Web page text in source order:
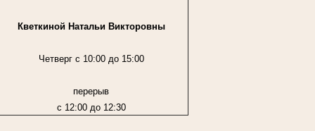
Кветкиной Натальи Викторовны
Четверг с 10:00 до 15:00
перерыв
с 12:00 до 12:30